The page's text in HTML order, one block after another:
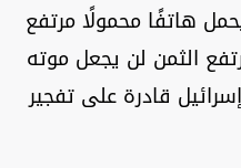
هاتفًا محمولًا مرتفع
الثمن لن يجعل موته
قادرة على تفجير